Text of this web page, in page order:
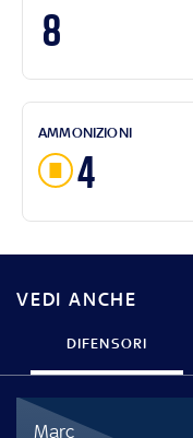
8
AMMONIZIONI
4
VEDI ANCHE
DIFENSORI
Marc